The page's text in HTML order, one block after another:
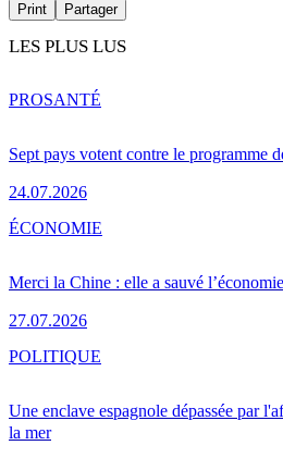
Print Partager
LES PLUS LUS
Sept pays votent contre le programme
24.07.2026
PROSANTÉ
Merci la Chine : elle a sauvé
27.07.2026
ÉCONOMIE
Une enclave espagnole dépassée par
la mer
POLITIQUE